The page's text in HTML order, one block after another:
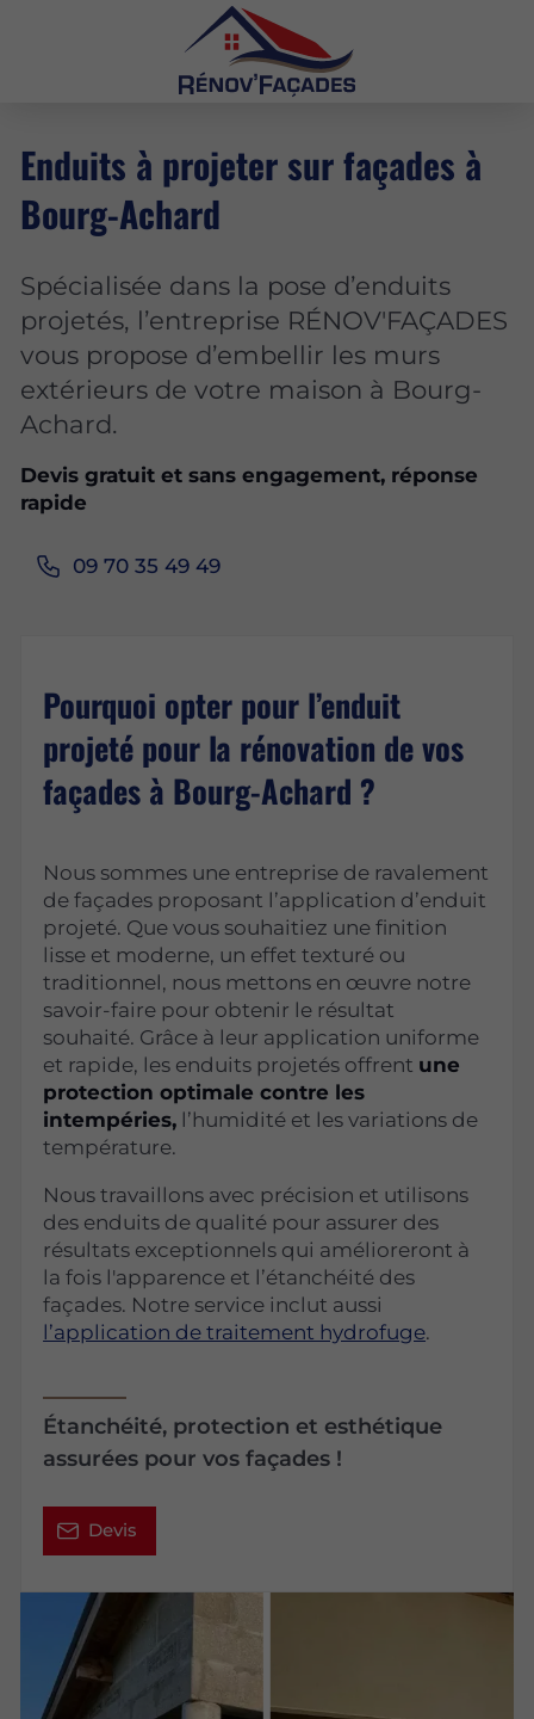
Enduits à projeter sur façades à
Bourg-Achard
Spécialisée dans la pose d’enduits
projetés, l’entreprise RÉNOV'FAÇADES
vous propose d’embellir les murs
extérieurs de votre maison à Bourg-
Achard.
Devis gratuit et sans engagement, réponse
rapide
09 70 35 49 49
Pourquoi opter pour l’enduit
projeté pour la rénovation de vos
façades à Bourg-Achard ?
Nous sommes une entreprise de ravalement
de façades proposant l’application d’enduit
projeté. Que vous souhaitiez une finition
lisse et moderne, un effet texturé ou
traditionnel, nous mettons en œuvre notre
savoir-faire pour obtenir le résultat
souhaité. Grâce à leur application uniforme
et rapide, les enduits projetés offrent une
protection optimale contre les
intempéries, l’humidité et les variations de
température.
Nous travaillons avec précision et utilisons
des enduits de qualité pour assurer des
résultats exceptionnels qui amélioreront à
la fois l'apparence et l’étanchéité des
façades. Notre service inclut aussi
l’application de traitement hydrofuge.
Étanchéité, protection et esthétique
assurées pour vos façades !
Devis